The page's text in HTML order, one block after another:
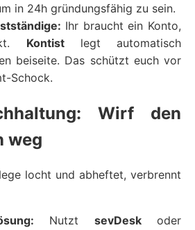
in 24h gründungsfähig zu sein.
Ihr braucht ein Konto,
Kontistlegt automatisch
beiseite. Das schützt euch vor
Schock.
Wirf den
weg
locht und abheftet, verbrennt
Nutzt sevDeskoder